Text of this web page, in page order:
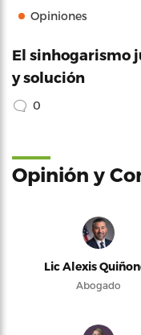
Opiniones
El sinhogarismo
y solución
0
Opinión y
Lic Alexis
Abogado